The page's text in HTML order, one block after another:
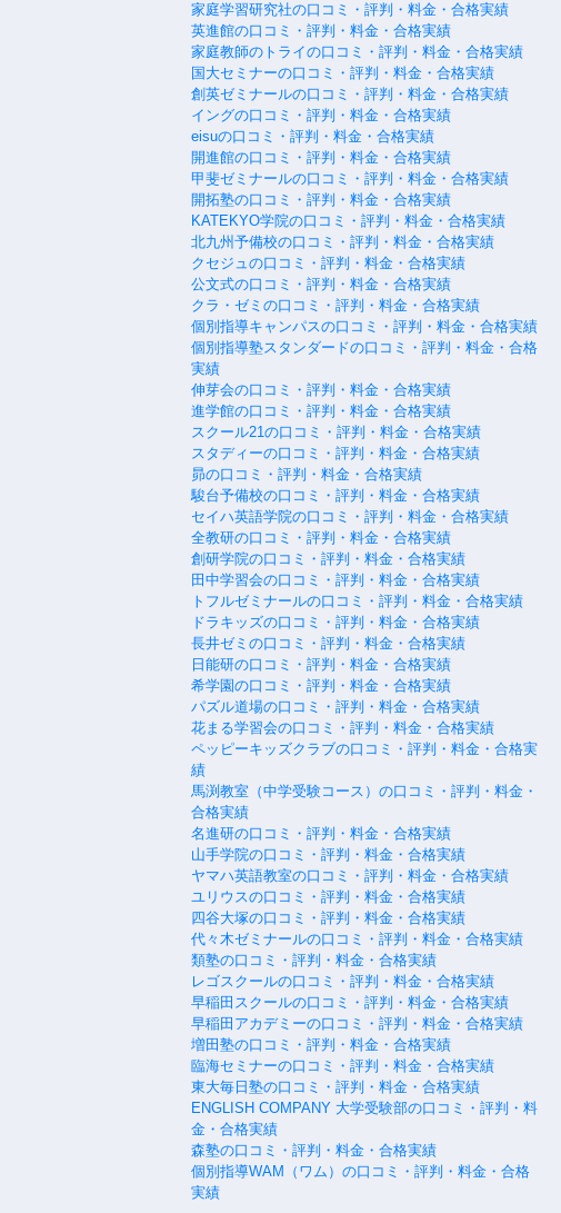
家庭学習研究社の口コミ・評判・料金・合格実績
英進館の口コミ・評判・料金・合格実績
家庭教師のトライの口コミ・評判・料金・合格実績
国大セミナーの口コミ・評判・料金・合格実績
創英ゼミナールの口コミ・評判・料金・合格実績
イングの口コミ・評判・料金・合格実績
eisuの口コミ・評判・料金・合格実績
開進館の口コミ・評判・料金・合格実績
甲斐ゼミナールの口コミ・評判・料金・合格実績
開拓塾の口コミ・評判・料金・合格実績
KATEKYO学院の口コミ・評判・料金・合格実績
北九州予備校の口コミ・評判・料金・合格実績
クセジュの口コミ・評判・料金・合格実績
公文式の口コミ・評判・料金・合格実績
クラ・ゼミの口コミ・評判・料金・合格実績
個別指導キャンパスの口コミ・評判・料金・合格実績
個別指導塾スタンダードの口コミ・評判・料金・合格
実績
伸芽会の口コミ・評判・料金・合格実績
進学館の口コミ・評判・料金・合格実績
スクール21の口コミ・評判・料金・合格実績
スタディーの口コミ・評判・料金・合格実績
昴の口コミ・評判・料金・合格実績
駿台予備校の口コミ・評判・料金・合格実績
セイハ英語学院の口コミ・評判・料金・合格実績
全教研の口コミ・評判・料金・合格実績
創研学院の口コミ・評判・料金・合格実績
田中学習会の口コミ・評判・料金・合格実績
トフルゼミナールの口コミ・評判・料金・合格実績
ドラキッズの口コミ・評判・料金・合格実績
長井ゼミの口コミ・評判・料金・合格実績
日能研の口コミ・評判・料金・合格実績
希学園の口コミ・評判・料金・合格実績
パズル道場の口コミ・評判・料金・合格実績
花まる学習会の口コミ・評判・料金・合格実績
ペッピーキッズクラブの口コミ・評判・料金・合格実
績
馬渕教室（中学受験コース）の口コミ・評判・料金・
合格実績
名進研の口コミ・評判・料金・合格実績
山手学院の口コミ・評判・料金・合格実績
ヤマハ英語教室の口コミ・評判・料金・合格実績
ユリウスの口コミ・評判・料金・合格実績
四谷大塚の口コミ・評判・料金・合格実績
代々木ゼミナールの口コミ・評判・料金・合格実績
類塾の口コミ・評判・料金・合格実績
レゴスクールの口コミ・評判・料金・合格実績
早稲田スクールの口コミ・評判・料金・合格実績
早稲田アカデミーの口コミ・評判・料金・合格実績
増田塾の口コミ・評判・料金・合格実績
臨海セミナーの口コミ・評判・料金・合格実績
東大毎日塾の口コミ・評判・料金・合格実績
ENGLISH COMPANY 大学受験部の口コミ・評判・料
金・合格実績
森塾の口コミ・評判・料金・合格実績
個別指導WAM（ワム）の口コミ・評判・料金・合格
実績